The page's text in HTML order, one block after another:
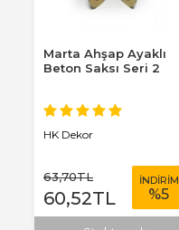
Marta Ahşap Ayaklı
Beton Saksı Seri 2
HK Dekor
63,70TL
60,52TL
İNDİRİM
%5